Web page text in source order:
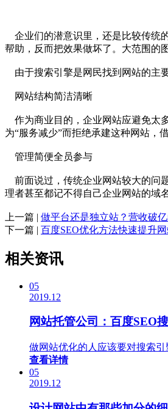
企业们的潜意识里，还是比较传统
帮助，反而把效果做坏了。大范围的
由于搜索引擎是网民找到网站的主
网站结构简洁清晰
作为商业目的，企业网站应避免太
为“服务减少”而拒绝承建这种网站，
管理简便全员参与
前面说过，传统企业网站较大的问
理者甚至都记不得自己企业网站的域
上一篇 | 做平台还是独立站？营收破
下一篇 | 百度SEO优化方法快速提升
相关资讯
05
2019.12
网站托管公司：百度SEO
做网站优化的人应该要对搜索引
查看详情
05
2019.12